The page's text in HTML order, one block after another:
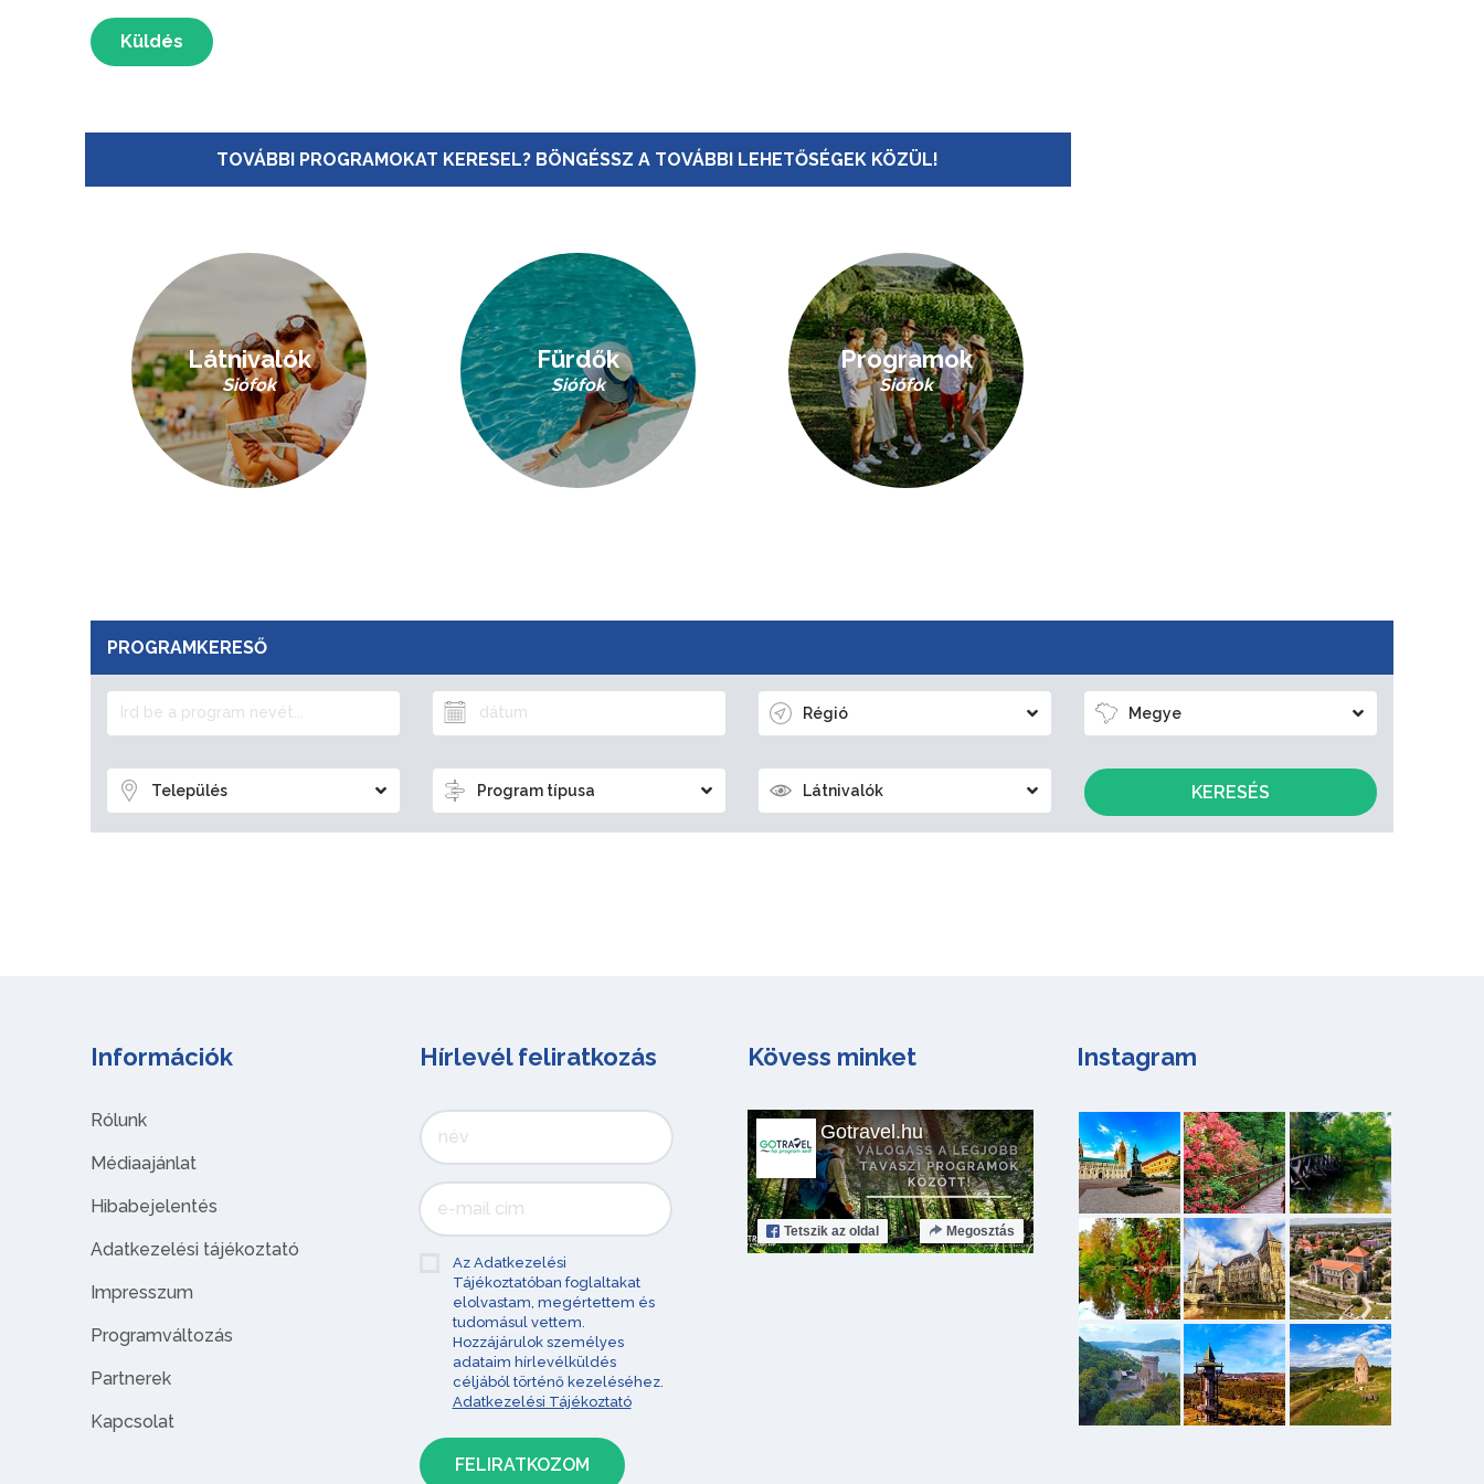
Küldés
TOVÁBBI PROGRAMOKAT KERESEL? BÖNGÉSSZ A TOVÁBBI LEHETŐSÉGEK KÖZÜL!
Látnivalók
Siófok
Fürdők
Siófok
Programok
Siófok
PROGRAMKERESŐ
Régió Megye
Település Program típusa Látnivalók KERESÉS
Információk
Rólunk
Médiaajánlat
Hibabejelentés
Adatkezelési tájékoztató
Impresszum
Programváltozás
Partnerek
Kapcsolat
Hírlevél feliratkozás
Az Adatkezelési
Tájékoztatóban foglaltakat
elolvastam, megértettem és
tudomásul vettem.
Hozzájárulok személyes
adataim hírlevélküldés
céljából történő kezeléséhez.
Adatkezelési Tájékoztató
Kövess minket
Gotravel.hu
Tetszik az oldal Megosztás
Instagram